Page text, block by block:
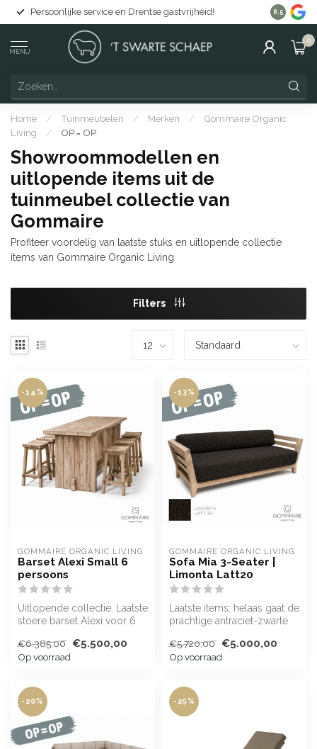
Persoonlijke service en Drentse gastvrijheid! Gratis
8.5
MENU
0
Home / Tuinmeubelen / Merken /
Gommaire Organic
Living
/ OP = OP
Showroommodellen en
uitlopende items uit de
tuinmeubel collectie van
Gommaire
Profiteer voordelig van laatste stuks en uitlopende collectie
items van Gommaire Organic Living
Filters
-14%
GOMMAIRE ORGANIC LIVING
Barset Alexi Small 6
persoons
Uitlopende collectie. Laatste
stoere barset Alexi voor 6
€6.385,00 €5.500,00
Op voorraad
-13%
GOMMAIRE ORGANIC LIVING
Sofa Mia 3-Seater |
Limonta Latt20
Laatste items; helaas gaat de
prachtige antraciet-zwarte
€5.720,00 €5.000,00
Op voorraad
-20% -25%